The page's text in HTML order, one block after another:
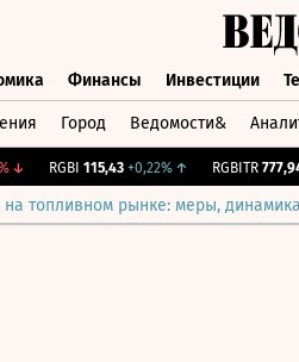
Финансы Инвестиции
Город Ведомости&
↓ RGBI 115,43 +0,22%↑ RGBITR 777,94
на топливном рынке: меры,